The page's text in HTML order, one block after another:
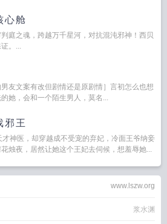
，但被“以毒攻毒”地利用。*表面平平无奇老妈
主角中心
成什么 伪装成o伪装燃命后成神了[无限伪装
着身份
心舱
庭之魂，跨越万千星河，对抗混沌邪神！西贝
。...
友文案有改但剧情还是原剧情］言初怎么也想
她，会和一个陌生男人，莫名...
邪王
神医，却穿越成不受宠的弃妃，冷面王爷纳妾
烛夜，居然让她这个王妃去伺候，想羞辱她...
www.lszw.org
浆水渊